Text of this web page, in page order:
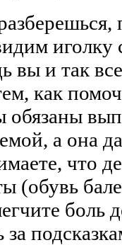
иголку
вы и так
как
а она
что
(обувь
боль
за